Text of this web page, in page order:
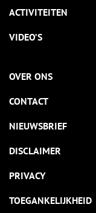
ACTIVITEITEN
VIDEO’S
OVER ONS
CONTACT
NIEUWSBRIEF
DISCLAIMER
PRIVACY
TOEGANKELIJKHEID